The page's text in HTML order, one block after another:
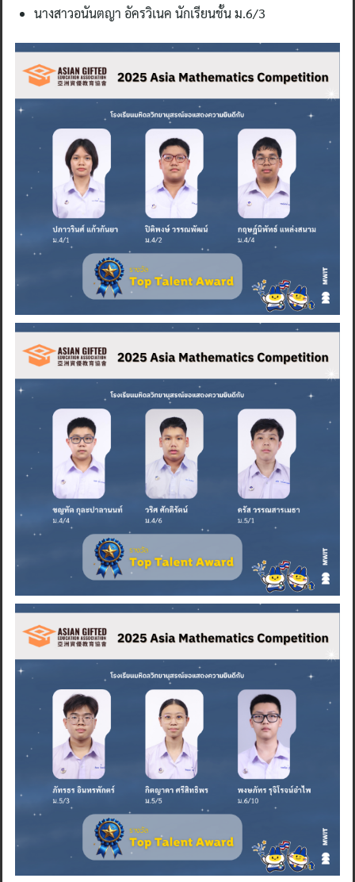
นางสาวอนันตญา อัครวิเนค นักเรียนชั้น ม.6/3